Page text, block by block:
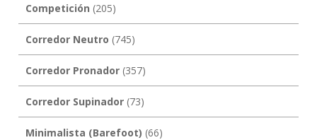
Competición (205)
Corredor Neutro (745)
Corredor Pronador(357)
Corredor Supinador(73)
Minimalista (Barefoot) (66)